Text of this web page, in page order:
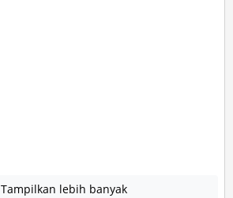
Tampilkan lebih banyak